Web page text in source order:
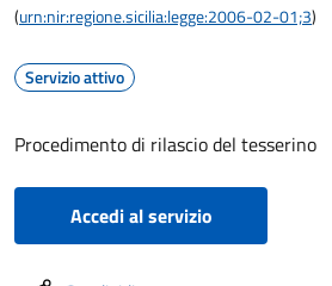
(urn:nir:regione.sicilia:legge:2006-02-01;3)
Servizio attivo
Procedimento di rilascio del tesserino
Accedi al servizio